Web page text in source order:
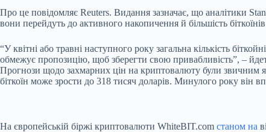
Про це повідомляє Reuters. Видання зазначає, що аналітики
вони перейдуть до активного накопичення й більшість
“У квітні або травні наступного року загальна кількість
обмежує пропозицію, щоб зберегти свою привабливість”, –
Прогнози щодо захмарних цін на криптовалюту були звичним
біткоїн може зрости до 318 тисяч доларів. Минулого року він
На європейській біржі криптовалюти WhiteBIT.com станом на